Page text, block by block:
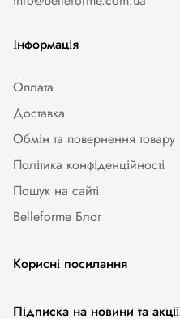
Інформація
Оплата
Доставка
Обмін та повернення товару
Політика конфіденційності
Пошук на сайті
Belleforme Блог
Корисні посилання
Жіноча білизна
Підписка на новини та акції